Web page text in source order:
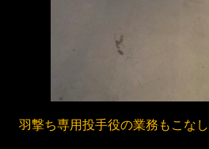
羽撃ち専用投手役の業務もこなし